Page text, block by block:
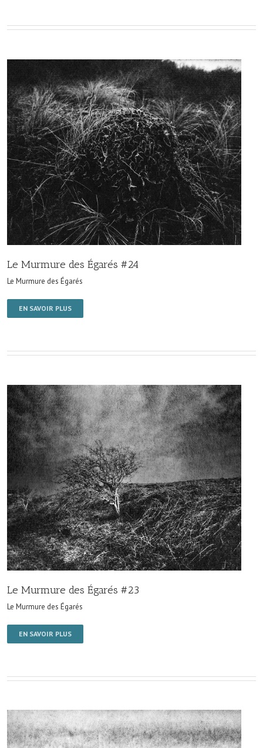
Le Murmure des Égarés #24
Le Murmure des Égarés
EN SAVOIR PLUS
Le Murmure des Égarés #23
Le Murmure des Égarés
EN SAVOIR PLUS